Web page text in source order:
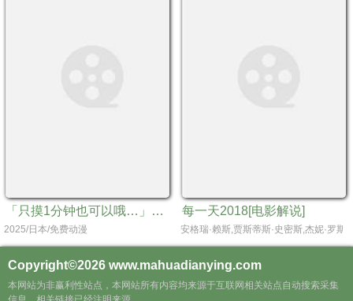
「只摸1分钟也可以哦…」共享房屋的秘密规则。
2025/日本/免费动漫
每一天2018[电影解说]
安格瑞·赖斯,贾斯蒂斯·史密斯,杰妮·罗斯
Copyright©2026 www.mahuadianying.com
本网站为非赢利性站点，本网站所有内容均来源于互联网相关站点自动搜索采集